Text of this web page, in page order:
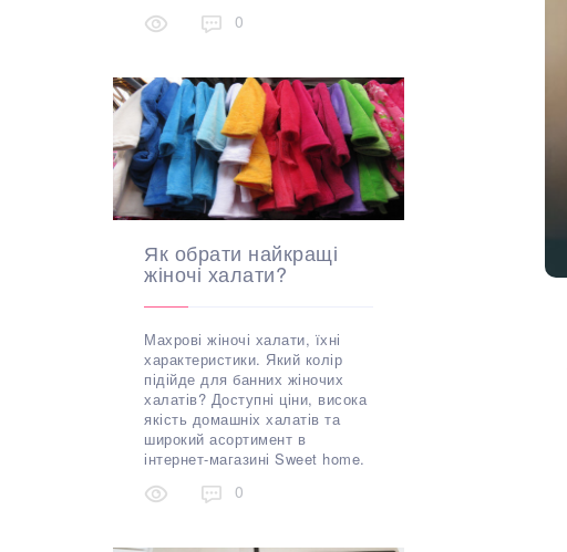
0
Як обрати найкращі
жіночі халати?
Махрові жіночі халати, їхні
характеристики. Який колір
підійде для банних жіночих
халатів? Доступні ціни, висока
якість домашніх халатів та
широкий асортимент в
інтернет-магазині Sweet home.
0